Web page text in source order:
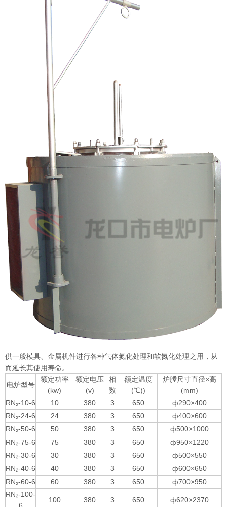
供一般模具、金属机件进行各种气体氮化处理和软氮化处理之用，从
而延长其使用寿命。
电炉型号
额定功率
(kw)
额定电压
(v)
相
数
额定温度
(℃))
炉膛尺寸直径×高
(mm)
RN₂-10-6
10 380 3 650
ф290×400
RN₂-24-6
24 380 3 650
ф400×600
RN₂-50-6
50 380 3 650
ф500×1000
RN₂-75-6
75 380 3 650
ф950×1220
RN₂-30-6
30 380 3 650
ф500×550
RN₂-40-6
40 380 3 650
ф600×650
RN₂-60-6
60 380 3 650
ф700×950
RN₂-100-
100 380 3 650 ф620×2370